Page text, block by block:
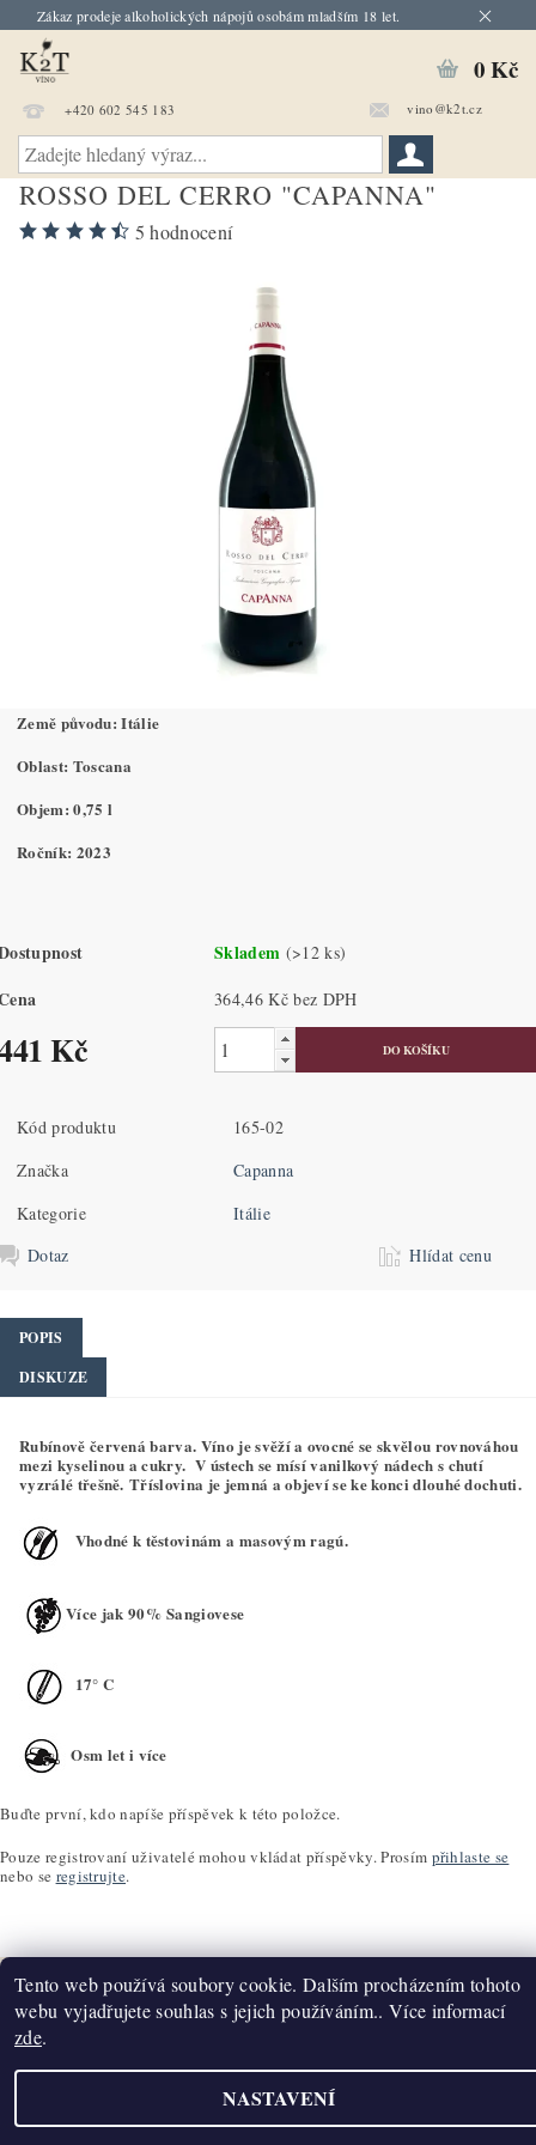
Zákaz prodeje alkoholických nápojů osobám mladším 18 let.
+420 602 545 183 vino@k2t.cz
0 Kč
ROSSO DEL CERRO "CAPANNA"
5 hodnocení
Země původu: Itálie
Oblast: Toscana
Objem: 0,75 l
Ročník: 2023
Skladem (>12 ks)
364,46 Kč bez DPH
Kč
Kód produktu
165-02
Značka
Capanna
Kategorie
Itálie
Dotaz
Hlídat cenu
POPIS
DISKUZE
Rubínově červená barva. Víno je svěží a ovocné se skvělou rovnováhou
mezi kyselinou a cukry. V ústech se mísí vanilkový nádech s chutí
vyzrálé třešně. Tříslovina je jemná a objeví se ke konci dlouhé dochuti.
Vhodné k těstovinám a masovým ragú.
Více jak 90% Sangiovese
17° C
Osm let i více
Buďte první, kdo napíše příspěvek k této položce.
Pouze registrovaní uživatelé mohou vkládat příspěvky. Prosím přihlaste se
nebo se registrujte.
Vytvořil Shoptet
Tento web používá soubory cookie. Dalším procházením tohoto
webu vyjadřujete souhlas s jejich používáním.. Více informací
zde.
NASTAVENÍ